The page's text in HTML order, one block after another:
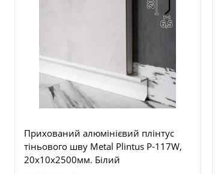
Прихований алюмінієвий плінтус
тіньового шву Metal Plintus P-117W,
20х10х2500мм. Білий